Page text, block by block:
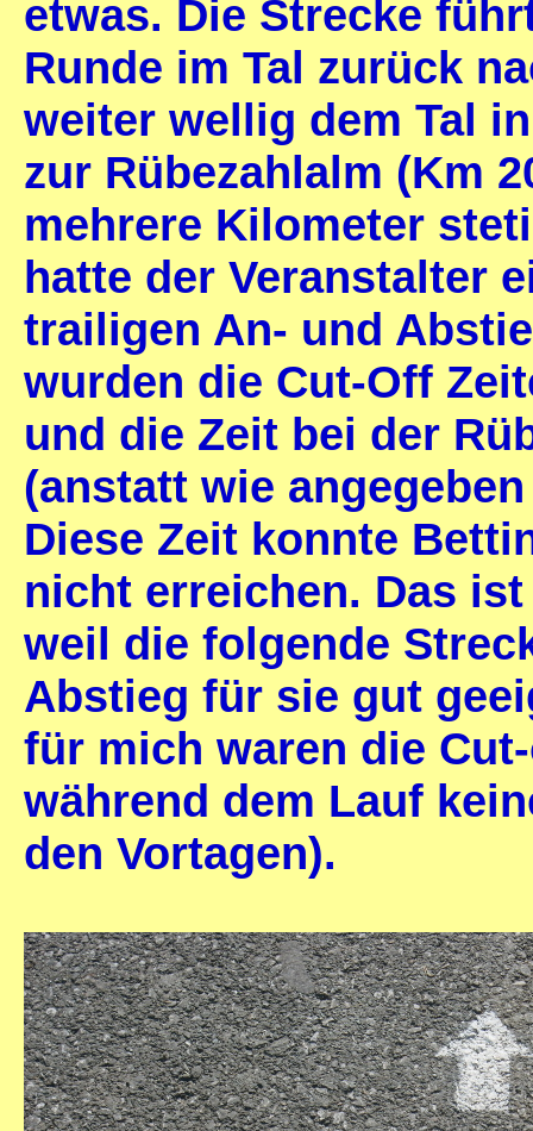
etwas. Die Strecke
Runde im Tal zurück
weiter wellig dem Tal
zur Rübezahlalm (Km
mehrere Kilometer
hatte der Veranstalter
trailigen An- und
wurden die Cut-Off
und die Zeit bei der
(anstatt wie
Diese Zeit konnte
nicht erreichen. Das
weil die folgende
Abstieg für sie gut
für mich waren die
während dem Lauf
den Vortagen).